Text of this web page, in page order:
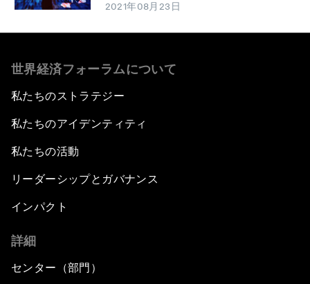
2021年08月23日
世界経済フォーラムについて
私たちのストラテジー
私たちのアイデンティティ
私たちの活動
リーダーシップとガバナンス
インパクト
詳細
センター（部門）